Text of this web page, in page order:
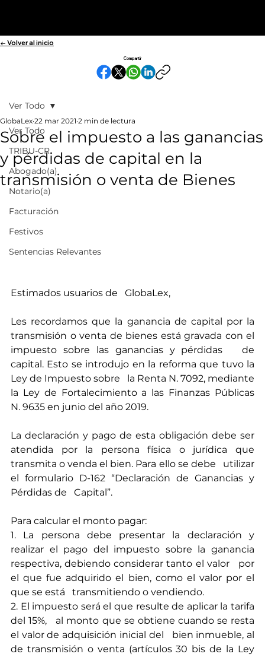
Ver Todo
TRIBU-CR
Abogado(a)
Notario(a)
Facturación
Festivos
Sentencias Relevantes
Ver Todo
Sobre el impuesto a las ganancias
y pérdidas de capital en la
transmisión o venta de Bienes
GlobaLex 22 mar 2021 2 min de lectura
Estimados usuarios de   GlobaLex,
Les recordamos que la ganancia de capital por la
transmisión o venta de bienes está gravada con el
impuesto sobre las ganancias y pérdidas   de
capital. Esto se introdujo en la reforma que tuvo la
Ley de Impuesto sobre   la Renta N. 7092, mediante
la Ley de Fortalecimiento a las Finanzas Públicas
N. 9635 en junio del año 2019.
La declaración y pago de esta obligación debe ser
atendida por la persona física o jurídica que
transmita o venda el bien. Para ello se debe   utilizar
el formulario D-162 “Declaración de Ganancias y
Pérdidas de   Capital”.
Para calcular el monto pagar:
1. La persona debe presentar la declaración y
realizar el pago del impuesto sobre la ganancia
respectiva, debiendo considerar tanto el valor   por
el que fue adquirido el bien, como el valor por el
que se está   transmitiendo o vendiendo.
2. El impuesto será el que resulte de aplicar la tarifa
del 15%,   al monto que se obtiene cuando se resta
el valor de adquisición inicial del   bien inmueble, al
de transmisión o venta (artículos 30 bis de la Ley
← Volver al inicio
Compartir